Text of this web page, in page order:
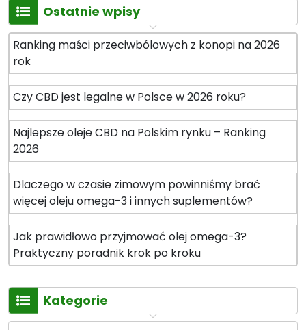
n
a
p
r
e
z
e
n
t
y
ś
w
i
ą
t
e
c
z
n
e
Ostatnie wpisy
Ranking maści przeciwbólowych z konopi na 2026
rok
Czy CBD jest legalne w Polsce w 2026 roku?
Najlepsze oleje CBD na Polskim rynku – Ranking
2026
Dlaczego w czasie zimowym powinniśmy brać
więcej oleju omega-3 i innych suplementów?
Jak prawidłowo przyjmować olej omega-3?
Praktyczny poradnik krok po kroku
Kategorie